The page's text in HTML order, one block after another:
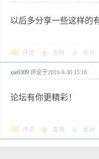
以后多分享一些这样的
评论 支持 反对
xie0309 评论于2016-9-30 15:16
论坛有你更精彩！
评论 支持 反对